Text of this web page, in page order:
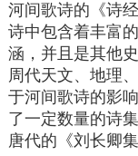
河间歌诗的《诗
诗中包含着丰富
涵，并且是其他
周代天文、地理
于河间歌诗的影
了一定数量的诗
唐代的《刘长卿集